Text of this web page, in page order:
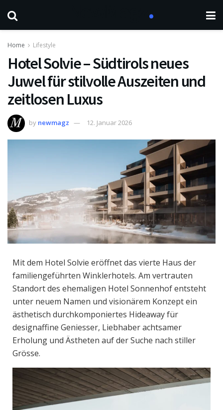
Home Lifestyle
Hotel Solvie – Südtirols neues
Juwel für stilvolle Auszeiten und
zeitlosen Luxus
by newmagz 12. Januar 2026
Mit dem Hotel Solvie eröffnet das vierte Haus der
familiengeführten Winklerhotels. Am vertrauten
Standort des ehemaligen Hotel Sonnenhof entsteht
unter neuem Namen und visionärem Konzept ein
ästhetisch durchkomponiertes Hideaway für
designaffine Geniesser, Liebhaber achtsamer
Erholung und Ästheten auf der Suche nach stiller
Grösse.